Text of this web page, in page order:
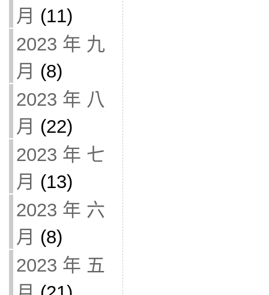
月 (11)
2023 年 九
月 (8)
2023 年 八
月 (22)
2023 年 七
月 (13)
2023 年 六
月 (8)
2023 年 五